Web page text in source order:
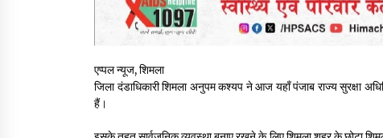
एप्पल न्यूज, शिमला
जिला दंडाधिकारी शिमला अनुपम कश्यप ने आज यहाँ पंजाब राज्य सुरक्षा
हैं।